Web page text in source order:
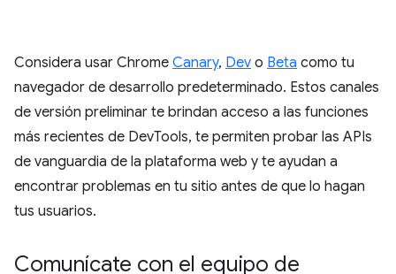
Considera usar Chrome Canary, Dev o Beta como tu
navegador de desarrollo predeterminado. Estos canales
de versión preliminar te brindan acceso a las funciones
más recientes de DevTools, te permiten probar las APIs
de vanguardia de la plataforma web y te ayudan a
encontrar problemas en tu sitio antes de que lo hagan
tus usuarios.
Comunícate con el equipo de